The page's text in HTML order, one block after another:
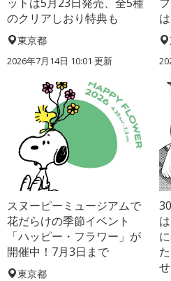
のクリアしおり特典も
東京都
2026年7月14日 10:01 更新
スヌーピーミュージアムで
花だらけの季節イベント
「ハッピー・フラワー」が
開催中！7月3日まで
東京都
せ